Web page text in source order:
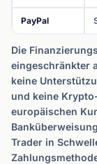
PayPal
Die
eingeschränkter
keine
und keine
europäischen
Trader in